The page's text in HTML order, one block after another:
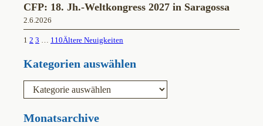
CFP: 18. Jh.-Weltkongress 2027 in Saragossa
2.6.2026
1 2 3 110Ältere Neuigkeiten
Kategorien auswählen
g
Monatsarchive